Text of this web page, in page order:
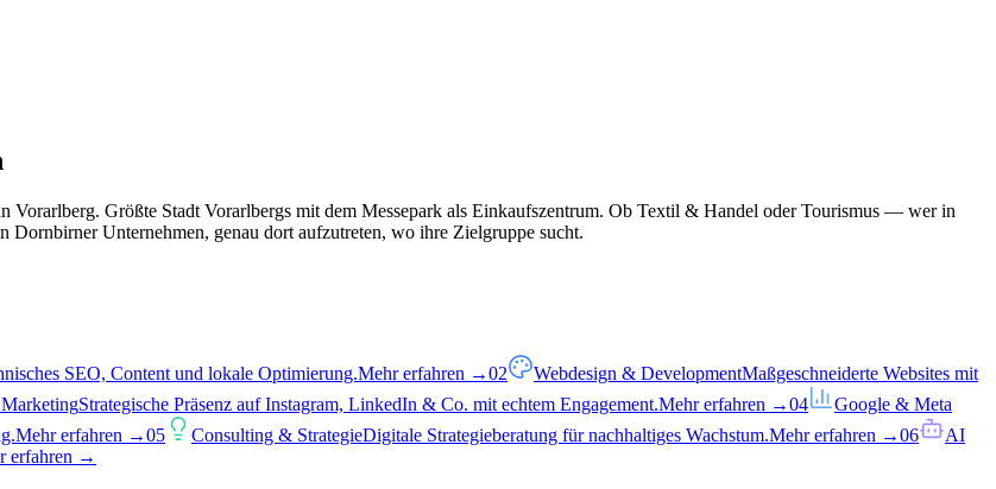
Vorarlberg. Größte Stadt Vorarlbergs mit dem Messepark als Einkaufszentrum. Ob Textil & Handel oder Tourismus — wer in
Unternehmen, genau dort aufzutreten, wo ihre Zielgruppe sucht.
SEO, Content und lokale Optimierung.Mehr erfahren →02 Webdesign & DevelopmentMaßgeschneiderte Websites mit
Strategische Präsenz auf Instagram, LinkedIn & Co. mit echtem Engagement.Mehr erfahren →04
Google & Meta
Mehr erfahren →05 Consulting & StrategieDigitale Strategieberatung für nachhaltiges Wachstum.Mehr erfahren →06
AI
erfahren →